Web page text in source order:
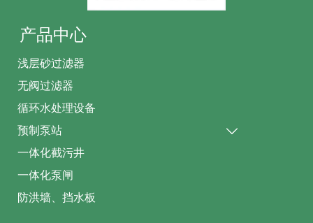
产品中心
浅层砂过滤器
无阀过滤器
循环水处理设备
预制泵站

一体化截污井
一体化泵闸
防洪墙、挡水板